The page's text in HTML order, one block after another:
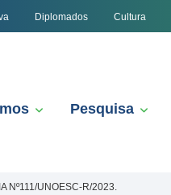
Diplomados Cultura
Pesquisa
Nº111/UNOESC-R/2023.